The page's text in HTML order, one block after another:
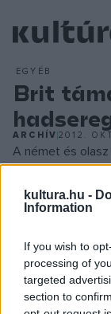
kultura.hu -
Information
If you wish to
processing of
targeted
section to
EGYÉB
Brit
ARCHÍV2012.
A német és
nagyszabású
meg a német-
földbe ásott
megtévesztő
szakasza felé,